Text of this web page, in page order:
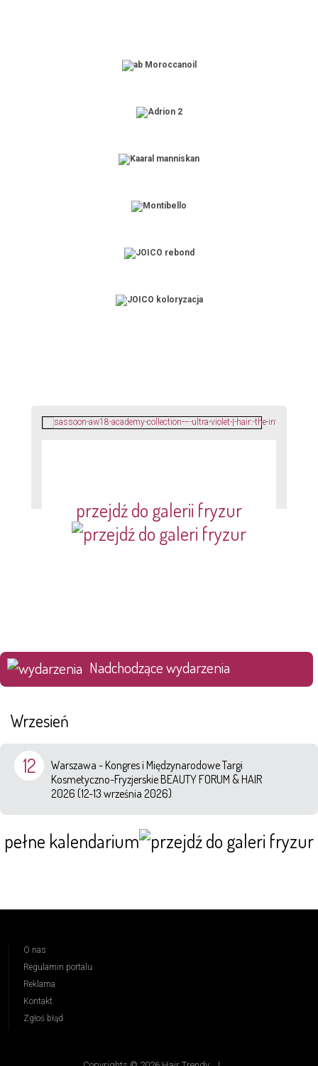
przejdź do galerii fryzur
Nadchodzące wydarzenia
Wrzesień
12
Warszawa - Kongres i Międzynarodowe Targi
Kosmetyczno-Fryzjerskie BEAUTY FORUM & HAIR
2026 (12-13 września 2026)
pełne kalendarium
O nas
Regulamin portalu
Reklama
Kontakt
Zgłoś błąd